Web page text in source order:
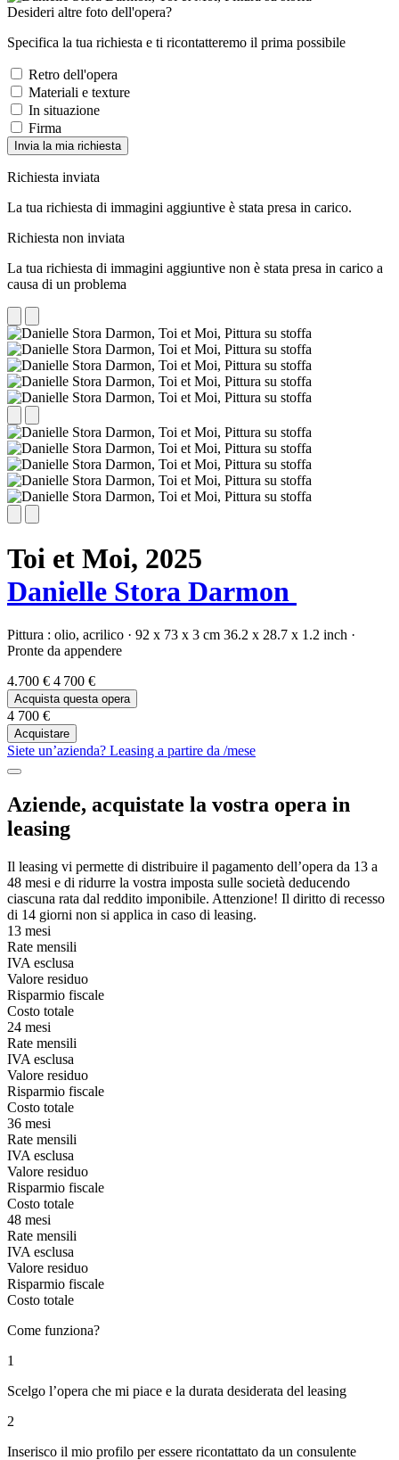
Desideri altre foto dell'opera?
Specifica la tua richiesta e ti ricontatteremo il prima possibile
Retro dell'opera
Materiali e texture
In situazione
Firma
Invia la mia richiesta
Richiesta inviata
La tua richiesta di immagini aggiuntive è stata presa in carico.
Richiesta non inviata
La tua richiesta di immagini aggiuntive non è stata presa in carico a
causa di un problema
Toi et Moi, 2025
Danielle Stora Darmon
Pittura : olio, acrilico · 92 x 73 x 3 cm 36.2 x 28.7 x 1.2 inch ·
Pronte da appendere
4.700 € 4 700 €
Acquista questa opera
4 700 €
Acquistare
Siete un’azienda? Leasing a partire da /mese
Aziende, acquistate la vostra opera in
leasing
Il leasing vi permette di distribuire il pagamento dell’opera da 13 a
48 mesi e di ridurre la vostra imposta sulle società deducendo
ciascuna rata dal reddito imponibile. Attenzione! Il diritto di recesso
di 14 giorni non si applica in caso di leasing.
13 mesi
Rate mensili
IVA esclusa
Valore residuo
Risparmio fiscale
Costo totale
24 mesi
Rate mensili
IVA esclusa
Valore residuo
Risparmio fiscale
Costo totale
36 mesi
Rate mensili
IVA esclusa
Valore residuo
Risparmio fiscale
Costo totale
48 mesi
Rate mensili
IVA esclusa
Valore residuo
Risparmio fiscale
Costo totale
Come funziona?
1
Scelgo l’opera che mi piace e la durata desiderata del leasing
2
Inserisco il mio profilo per essere ricontattato da un consulente